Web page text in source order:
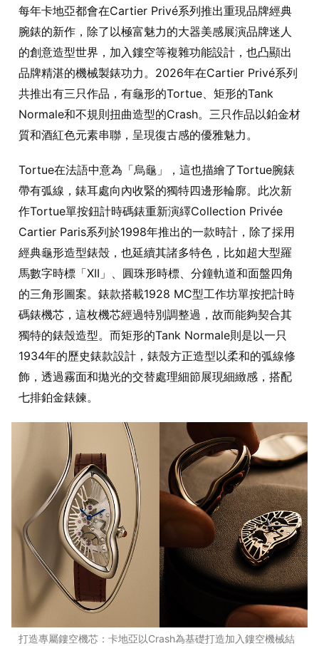
每年卡地亞都會在Cartier Privé系列推出重現品牌經典
腕錶的新作，除了以極富魅力的大器美感展演品牌迷人
的創意造型世界，加入鏤空等複雜功能設計，也凸顯出
品牌精湛的機械製錶功力。2026年在Cartier Privé系列
共推出有三只作品，有龜形的Tortue、矩形的Tank
Normale和不規則扭曲造型的Crash。三只作品以鉑金材
質和酒紅色元素串聯，呈現復古感的優雅魅力。
Tortue在法語中意為「烏龜」，這也描繪了Tortue腕錶
帶有弧線，錶耳處向內收緊的獨特四邊形輪廓。此次新
作Tortue單按鈕計時碼錶重新演繹Collection Privée
Cartier Paris系列於1998年推出的一款時計，除了採用
經典龜形造型錶殼，也延續其諸多特色，比如超大型羅
馬數字時標「XII」、圓珠形時標、分鐘軌道和面盤四角
的三角形圖案。錶款搭載1928 MC型工作坊單按把計時
碼錶機芯，這枚機芯經過特別調整過，故而能夠契合其
獨特的錶殼造型。而矩形的Tank Normale則是以一只
1934年的歷史錶款設計，錶殼方正造型以柔和的弧線修
飾，透過霧面和拋光的交替處理細節展現細緻感，搭配
七排鉑金錶鍊。
打造專屬鏤空機芯：卡地亞以Crash為基礎打造加入鏤空機械結